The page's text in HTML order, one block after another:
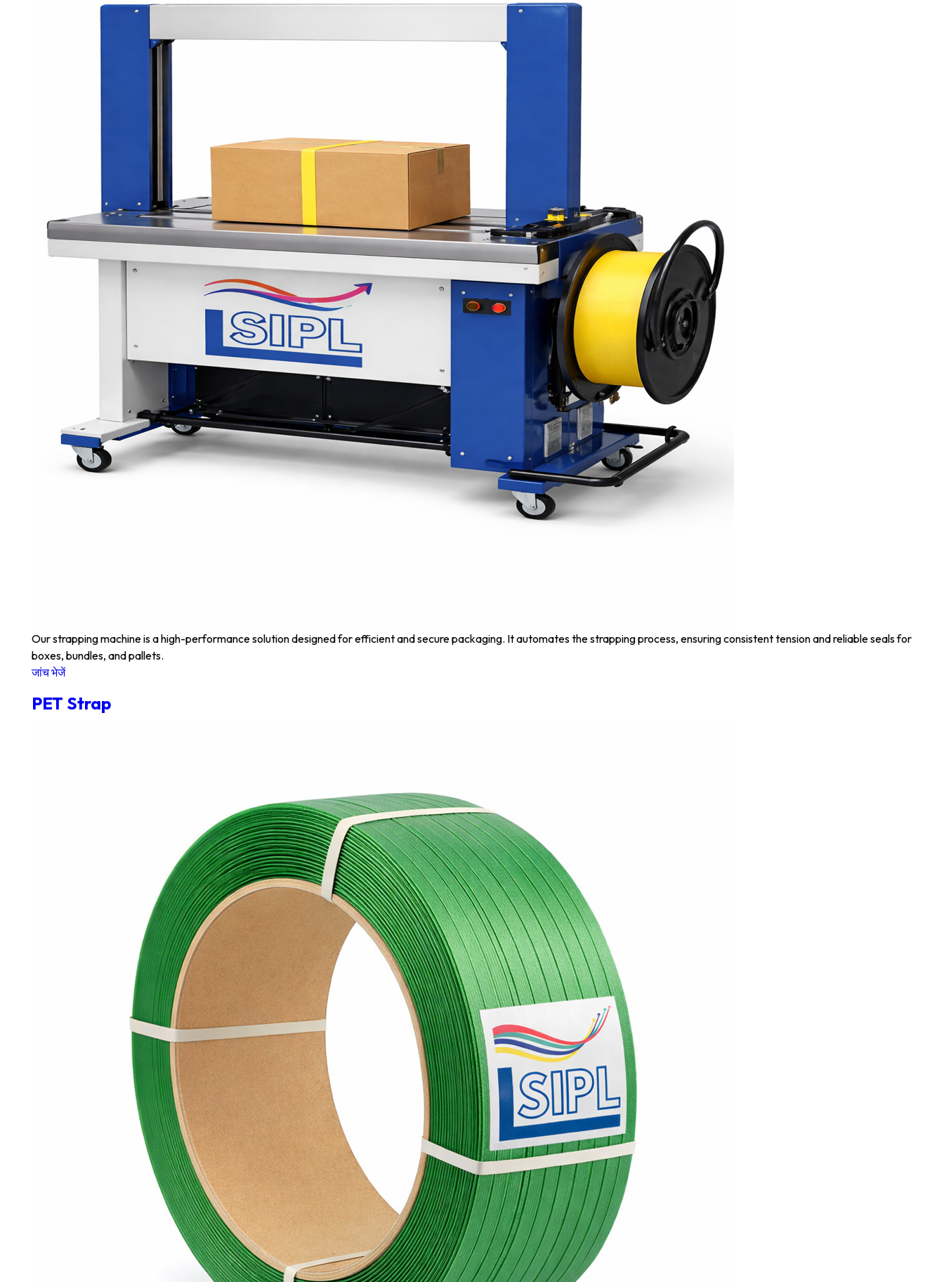
Our strapping machine is a high-performance solution designed for efficient and secure packaging. It automates the strapping process, ensuring consistent tension and reliable seals for
boxes, bundles, and pallets.
जांच भेजें
PET Strap